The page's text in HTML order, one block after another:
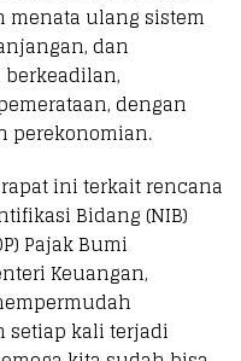
menata ulang sistem
dan
dengan
perekonomian.
ini terkait rencana
Bidang (NIB)
Pajak Bumi
Keuangan,
setiap kali terjadi